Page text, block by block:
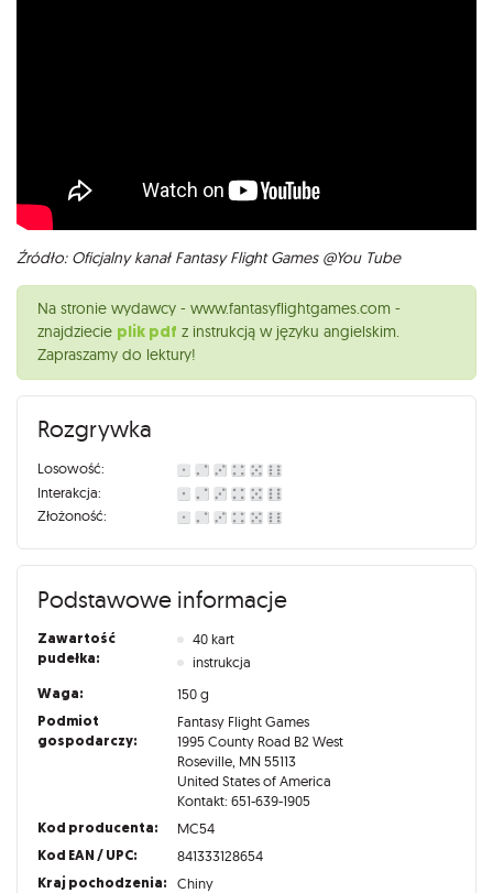
Źródło: Oficjalny kanał Fantasy Flight Games @You Tube
Na stronie wydawcy - www.fantasyflightgames.com -
znajdziecie plik pdf z instrukcją w języku angielskim.
Zapraszamy do lektury!
Rozgrywka
Losowość:
Interakcja:
Złożoność:
Podstawowe informacje
Zawartość
pudełka:
40 kart
instrukcja
Waga: 150 g
Podmiot
gospodarczy:
Fantasy Flight Games
1995 County Road B2 West
Roseville, MN 55113
United States of America
Kontakt: 651-639-1905
Kod producenta: MC54
Kod EAN / UPC: 841333128654
Kraj pochodzenia: Chiny